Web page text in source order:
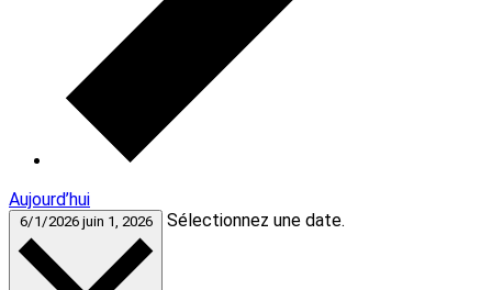
Aujourd’hui
6/1/2026 juin 1, 2026 Sélectionnez une date.